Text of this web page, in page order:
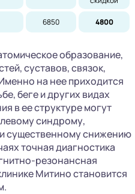
6850 4800
образование,
суставов, связок,
на нее приходится
беге и других видах
в ее структуре могут
синдрому,
существенному снижению
точная диагностика
резонансная
Митино становится